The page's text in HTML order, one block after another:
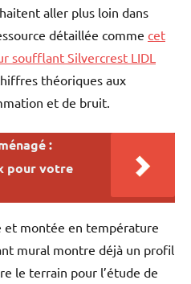
aller plus loin dans
détaillée comme cet
soufflant Silvercrest LIDL
théoriques aux
et de bruit.
:
pour votre
et montée en température
mural montre déjà un profil
le terrain pour l’étude de